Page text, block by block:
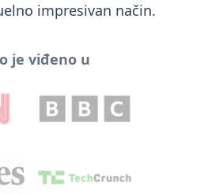
impresivan način.
je viđeno u